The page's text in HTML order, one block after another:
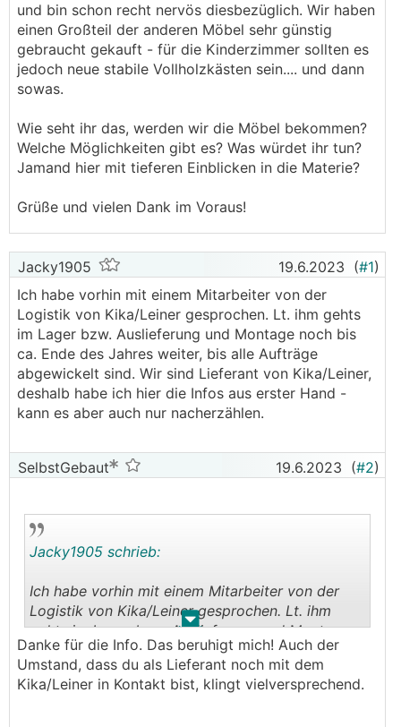
und bin schon recht nervös diesbezüglich. Wir haben
einen Großteil der anderen Möbel sehr günstig
gebraucht gekauft - für die Kinderzimmer sollten es
jedoch neue stabile Vollholzkästen sein.... und dann
sowas.
Wie seht ihr das, werden wir die Möbel bekommen?
Welche Möglichkeiten gibt es? Was würdet ihr tun?
Jamand hier mit tieferen Einblicken in die Materie?
Grüße und vielen Dank im Voraus!
Jacky1905 19.6.2023 (#1)
Ich habe vorhin mit einem Mitarbeiter von der
Logistik von Kika/Leiner gesprochen. Lt. ihm gehts
im Lager bzw. Auslieferung und Montage noch bis
ca. Ende des Jahres weiter, bis alle Aufträge
abgewickelt sind. Wir sind Lieferant von Kika/Leiner,
deshalb habe ich hier die Infos aus erster Hand -
kann es aber auch nur nacherzählen.
SelbstGebaut 19.6.2023 (#2)
. .
Jacky1905 schrieb:
Ich habe vorhin mit einem Mitarbeiter von der
Logistik von Kika/Leiner gesprochen. Lt. ihm
gehts im Lager bzw. Auslieferung und Montage
noch bis ca. Ende des Jahres weiter, bis alle
Aufträge abgewickelt sind. Wir sind Lieferant von
Kika/Leiner, deshalb habe ich hier die Infos aus
Danke für die Info. Das beruhigt mich! Auch der
Umstand, dass du als Lieferant noch mit dem
Kika/Leiner in Kontakt bist, klingt vielversprechend.